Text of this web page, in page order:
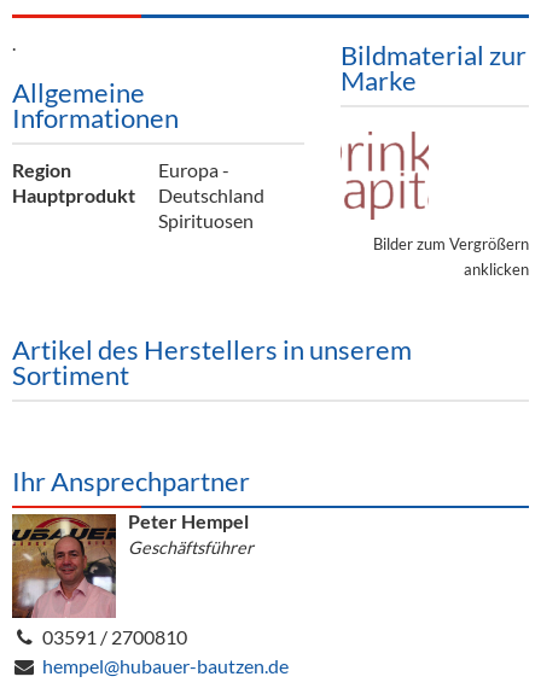
Kontakt
Großhandel
Innovation - Die Neue Art des Bierzapfens
"DroughtMaster"
Neuigkeiten
Termine
Sirup
Spirituosen
Bier
Kaffee
Barzubehör
Verpackung
Hygieneartikel & Desinfektion
Kommisionskauf & Lieferbedingungen
Fremddienstleistungen
.
Allgemeine
Informationen
Region
Europa -
Deutschland
Hauptprodukt
Spirituosen
Bildmaterial zur
Marke
Bilder zum Vergrößern
anklicken
Artikel des Herstellers in unserem
Sortiment
Ihr Ansprechpartner
Peter Hempel
Geschäftsführer
03591 / 2700810
hempel@hubauer-bautzen.de